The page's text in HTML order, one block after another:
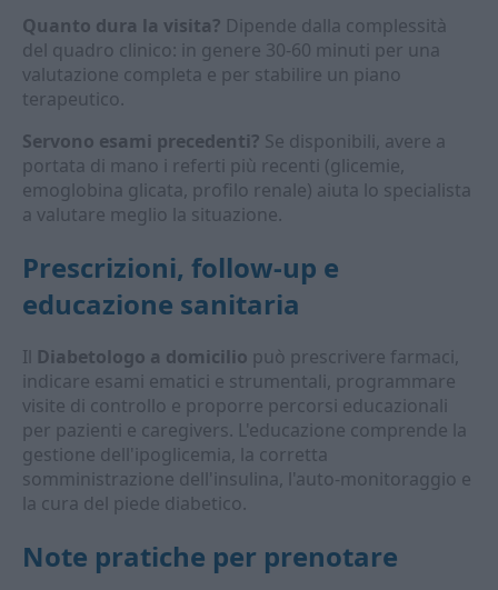
Quanto dura la visita? Dipende dalla complessità
del quadro clinico: in genere 30-60 minuti per una
valutazione completa e per stabilire un piano
terapeutico.
Servono esami precedenti? Se disponibili, avere a
portata di mano i referti più recenti (glicemie,
emoglobina glicata, profilo renale) aiuta lo specialista
a valutare meglio la situazione.
Prescrizioni, follow-up e
educazione sanitaria
Il Diabetologo a domicilio può prescrivere farmaci,
indicare esami ematici e strumentali, programmare
visite di controllo e proporre percorsi educazionali
per pazienti e caregivers. L'educazione comprende la
gestione dell'ipoglicemia, la corretta
somministrazione dell'insulina, l'auto-monitoraggio e
la cura del piede diabetico.
Note pratiche per prenotare